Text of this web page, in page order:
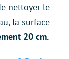
nettoyer le
la surface
20 cm.